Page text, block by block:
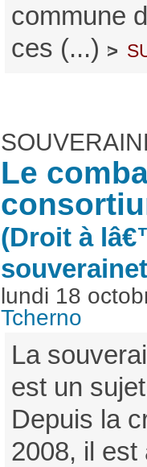
commune
ces (...) >
Le
(Droit à
lundi 18
Tcherno
La
est un
Depuis la
2008, il